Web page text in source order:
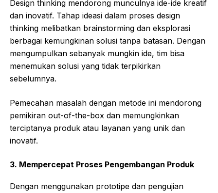
Design thinking mendorong munculnya ide-ide kreatif
dan inovatif. Tahap ideasi dalam proses design
thinking melibatkan brainstorming dan eksplorasi
berbagai kemungkinan solusi tanpa batasan. Dengan
mengumpulkan sebanyak mungkin ide, tim bisa
menemukan solusi yang tidak terpikirkan
sebelumnya.
Pemecahan masalah dengan metode ini mendorong
pemikiran out-of-the-box dan memungkinkan
terciptanya produk atau layanan yang unik dan
inovatif.
3. Mempercepat Proses Pengembangan Produk
Dengan menggunakan prototipe dan pengujian